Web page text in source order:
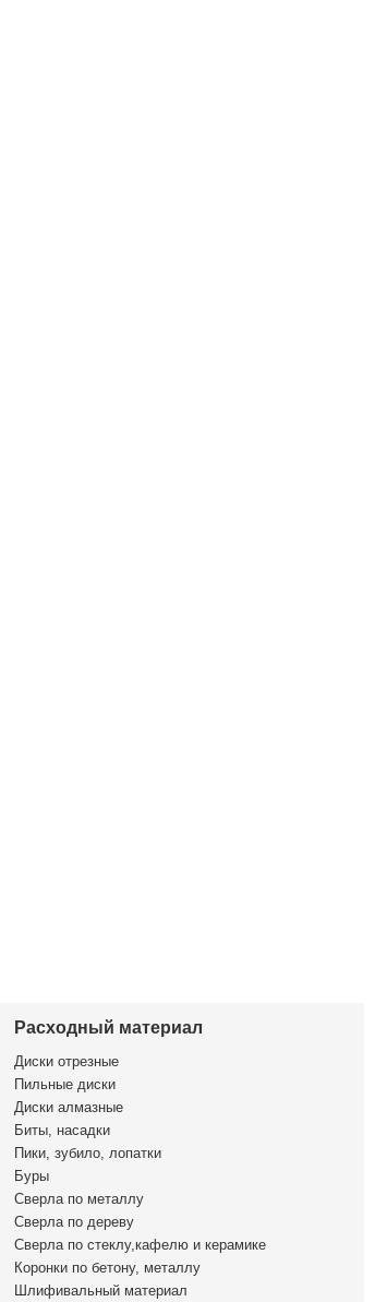
Расходный материал
Диски отрезные
Пильные диски
Диски алмазные
Биты, насадки
Пики, зубило, лопатки
Буры
Сверла по металлу
Сверла по дереву
Сверла по стеклу,кафелю и керамике
Коронки по бетону, металлу
Шлифивальный материал